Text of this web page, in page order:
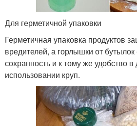
Для герметичной упаковки
Герметичная упаковка продуктов
вредителей, а горлышки от бутылок
сохранность и к тому же удобство
использовании круп.